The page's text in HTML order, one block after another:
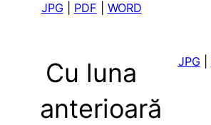
JPG PDF WORD
Cu luna
anterioară
JPG